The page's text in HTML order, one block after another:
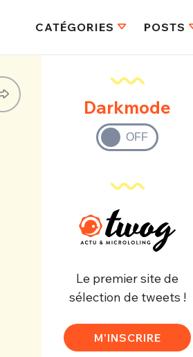
CATÉGORIES POSTS
Darkmode
Le premier site de
sélection de tweets !
M'INSCRIRE